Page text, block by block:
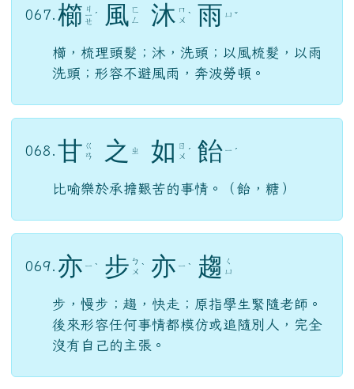
067. 櫛 ㄐ
ㄧ
ㄝ
ˊ 風 ㄈ
ㄥ
沐 ㄇ
ㄨ ˋ 雨 ㄩ ˇ
櫛，梳理頭髮；沐，洗頭；以風梳髮，以雨
洗頭；形容不避風雨，奔波勞頓。
068. 甘 ㄍ
ㄢ
之 ㄓ 如 ㄖ
ㄨ ˊ 飴 ㄧ ˊ
比喻樂於承擔艱苦的事情。（飴，糖）
069. 亦 ㄧ ˋ 步 ㄅ
ㄨ ˋ 亦 ㄧ ˋ 趨
ㄑ
ㄩ
步，慢步；趨，快走；原指學生緊隨老師。
後來形容任何事情都模仿或追隨別人，完全
沒有自己的主張。